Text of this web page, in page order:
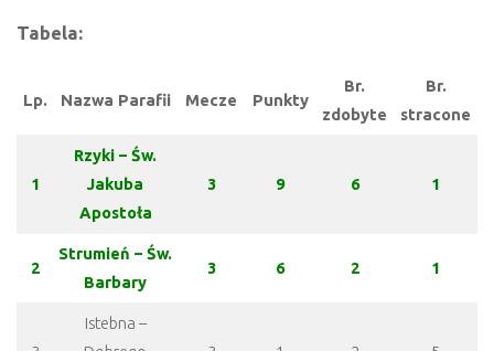
Tabela:
Lp. Nazwa Parafii Mecze Punkty
Br.
zdobyte
Br.
stracone
1
Rzyki – Św.
Jakuba
Apostoła
3 9 6 1
2
Strumień – Św.
Barbary
3 6 2 1
Istebna –